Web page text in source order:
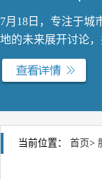
7月18日，专注于城
地的未来展开讨论
当前位置： 首页>